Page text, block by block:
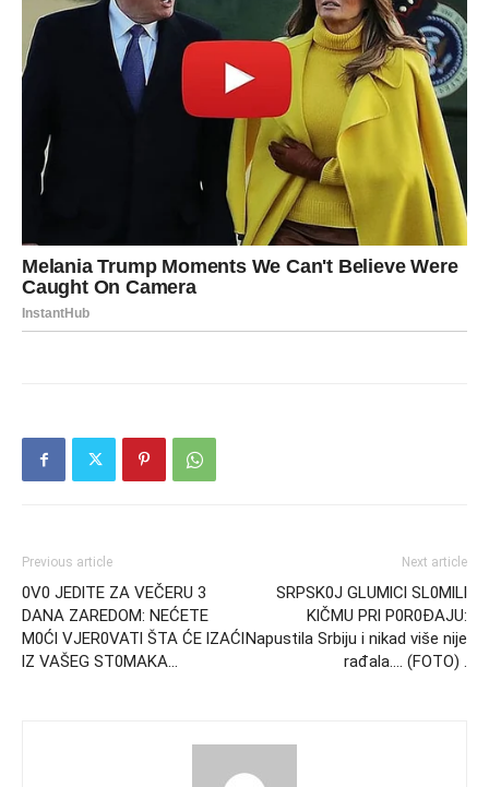
Previous article
0V0 JEDlTE ZA VEČERU 3
DANA ZAREDOM: NEĆETE
M0Ćl VJER0VATl ŠTA ĆE lZAĆl
lZ VAŠEG ST0MAKA…
Next article
SRPSK0J GLUMlCl SL0MlLl
KlČMU PRl P0R0ĐAJU:
Napustila Srbiju i nikad više nije
rađala…. (FOTO) .